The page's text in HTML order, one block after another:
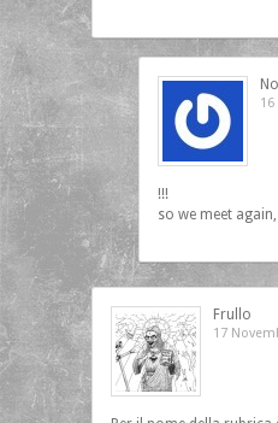
!!!
so we meet
Frullo
17